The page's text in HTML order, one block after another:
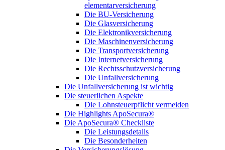
elementarversicherung
Die BU-Versicherung
Die Glasversicherung
Die Elektronikversicherung
Die Maschinenversicherung
Die Transportversicherung
Die Internetversicherung
Die Rechtsschutzversicherung
Die Unfallversicherung
Die Unfallversicherung ist wichtig
Die steuerlichen Aspekte
Die Lohnsteuerpflicht vermeiden
Die Highlights ApoSecura®
Die ApoSecura® Checkliste
Die Leistungsdetails
Die Besonderheiten